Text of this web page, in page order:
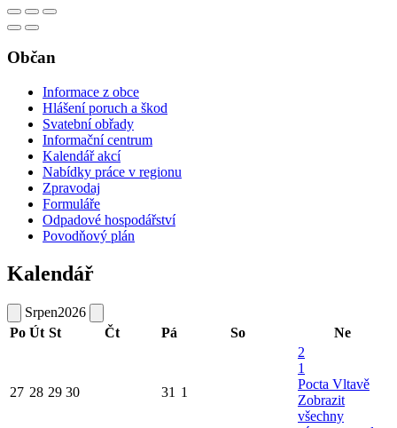
Občan
Informace z obce
Hlášení poruch a škod
Svatební obřady
Informační centrum
Kalendář akcí
Nabídky práce v regionu
Zpravodaj
Formuláře
Odpadové hospodářství
Povodňový plán
Kalendář
Srpen2026
Po Út St Čt Pá So Ne
27 28 29 30 31 1
2
1
Pocta Vltavě
Zobrazit
všechny